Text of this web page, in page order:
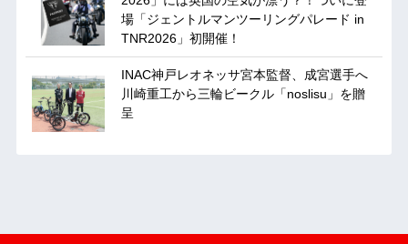
場「ジェントルマンツーリングパレード in
TNR2026」初開催！
INAC神戸レオネッサ宮本監督、成宮選手へ
川崎重工から三輪ビークル「noslisu」を贈
呈